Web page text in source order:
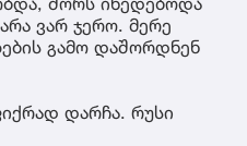
ვარ ჯერო. მერე
გამო დაშორდნენ
დარჩა. რუსი